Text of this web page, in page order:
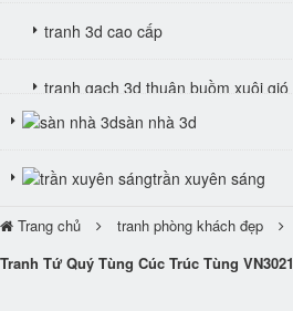
tranh 3d cao cấp
tranh gạch 3d thuận buồm xuôi gió
sàn nhà 3d
trần xuyên sáng
Trang chủ tranh phòng khách đẹp
Tranh Tứ Quý Tùng Cúc Trúc Tùng VN3021